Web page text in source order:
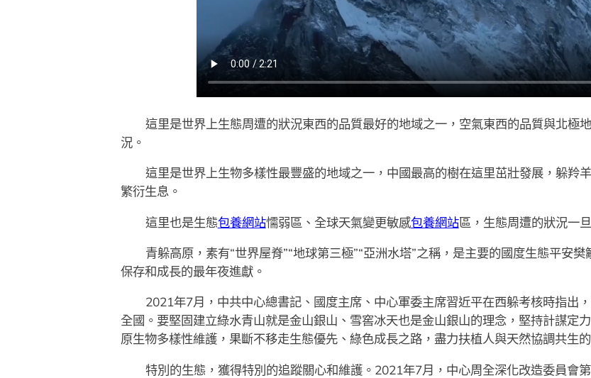
這里是世界上生態周遭的狀況東西的品質最好的地域之一，空氣東西的品質與北極
況。
這里是世界上生物多樣性最豐盛的地域之一，中國最高的樹在這里茁壯發展，躲羚
繁衍生息。
這里也是生態包養網站懦弱區、全球天氣變更敏感包養網站區，生態周遭的狀況一
青躲高原，素有“世界屋脊”“地球第三極”“亞洲水塔”之稱，是主要的國度生態平安
保存和成長的最年夜進獻。
2021年7月，中共中心總書記、國度主席、中心軍委主席習近平在西躲考核時指出
全國。要堅固建立綠水青山就是金山銀山、雪窖冰天也是金山銀山的理念，堅持計謀定
原生物多樣性維護，果斷不移走生態優先、綠色成長之路，盡力扶植人與天然協調共生
特別的生態，獲得特別的追蹤關心和維護。2021年7月，中心周全深化改造委員會